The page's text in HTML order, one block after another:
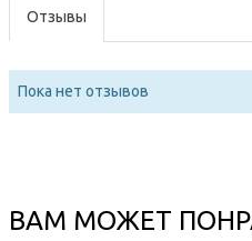
Отзывы
Пока нет отзывов
ВАМ МОЖЕТ